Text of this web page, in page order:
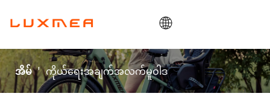
အိမ်
ကုမ္ပဏီ
အိမ် ' ကိုယ်ရေးအချက်အလက်မူဝါဒ